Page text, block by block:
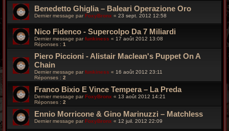
Benedetto Ghiglia – Baleari Operazione Oro
Dernier message par FoxyBronx « 23 sept. 2012 12:58
Nico Fidenco - Supercolpo Da 7 Miliardi
Dernier message parfunkiness « 17 août 2012 13:08
Réponses : 1
Piero Piccioni - Alistair Maclean's Puppet On A
Chain
Dernier message par funkiness « 16 août 2012 23:11
Réponses : 2
Franco Bixio E Vince Tempera – La Preda
Dernier message parFoxyBronx « 13 août 2012 14:21
Réponses : 2
Ennio Morricone & Gino Marinuzzi – Matchless
Dernier message par FoxyBronx « 12 juil. 2012 22:09